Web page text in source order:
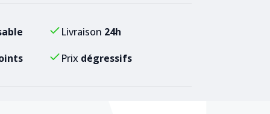
Livraison 24h
Prix dégressifs